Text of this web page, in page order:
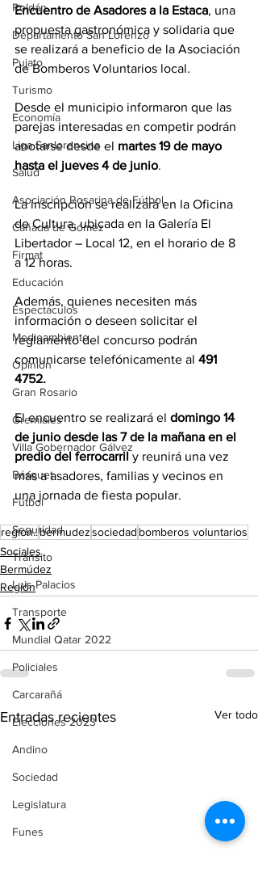
Roldán
Departamento San Lorenzo
Pujato
Turismo
Economía
Liga Sanlorencina
Salud
Asociación Rosarina de Fútbol
Cañada de Gómez
Firmat
Educación
Espectáculos
Medioambiente
Opinión
Gran Rosario
Gremiales
Villa Gobernador Gálvez
Básquet
Fútbol
Seguridad
Tránsito
Luis Palacios
Transporte
Mundial Qatar 2022
Policiales
Carcarañá
Elecciones 2023
Andino
Sociedad
Legislatura
Funes
Encuentro de Asadores a la Estaca, una
propuesta gastronómica y solidaria que
se realizará a beneficio de la Asociación
de Bomberos Voluntarios local.
Desde el municipio informaron que las
parejas interesadas en competir podrán
anotarse desde el martes 19 de mayo
hasta el jueves 4 de junio.
La inscripción se realizará en la Oficina
de Cultura, ubicada en la Galería El
Libertador – Local 12, en el horario de 8
a 12 horas.
Además, quienes necesiten más
información o deseen solicitar el
reglamento del concurso podrán
comunicarse telefónicamente al 491
4752.
El encuentro se realizará el domingo 14
de junio desde las 7 de la mañana en el
predio del ferrocarril y reunirá una vez
más a asadores, familias y vecinos en
una jornada de fiesta popular.
region..bermudezsociedad bomberos voluntarios
Sociales
Bermúdez
Región
Entradas recientes Ver todo